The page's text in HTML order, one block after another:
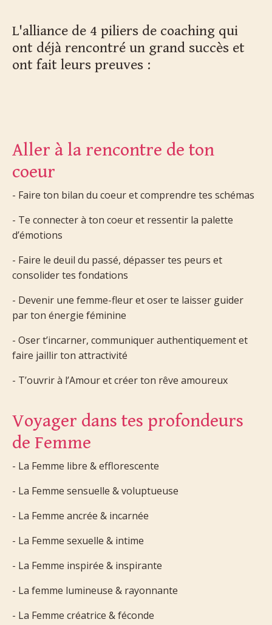
L'alliance de 4 piliers de coaching qui
ont déjà rencontré un grand succès et
ont fait leurs preuves :
Aller à la rencontre de ton
coeur
- Faire ton bilan du coeur et comprendre tes schémas
- Te connecter à ton coeur et ressentir la palette
d’émotions
- Faire le deuil du passé, dépasser tes peurs et
consolider tes fondations
- Devenir une femme-fleur et oser te laisser guider
par ton énergie féminine
- Oser t’incarner, communiquer authentiquement et
faire jaillir ton attractivité
- T’ouvrir à l’Amour et créer ton rêve amoureux
Voyager dans tes profondeurs
de Femme
- La Femme libre & efflorescente
- La Femme sensuelle & voluptueuse
- La Femme ancrée & incarnée
- La Femme sexuelle & intime
- La Femme inspirée & inspirante
- La femme lumineuse & rayonnante
- La Femme créatrice & féconde